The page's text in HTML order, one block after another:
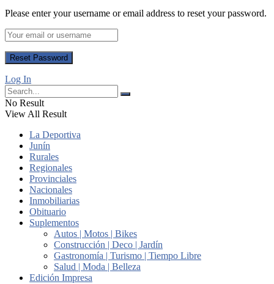
Please enter your username or email address to reset your password.
Log In
No Result
View All Result
La Deportiva
Junín
Rurales
Regionales
Provinciales
Nacionales
Inmobiliarias
Obituario
Suplementos
Autos | Motos | Bikes
Construcción | Deco | Jardín
Gastronomía | Turismo | Tiempo Libre
Salud | Moda | Belleza
Edición Impresa